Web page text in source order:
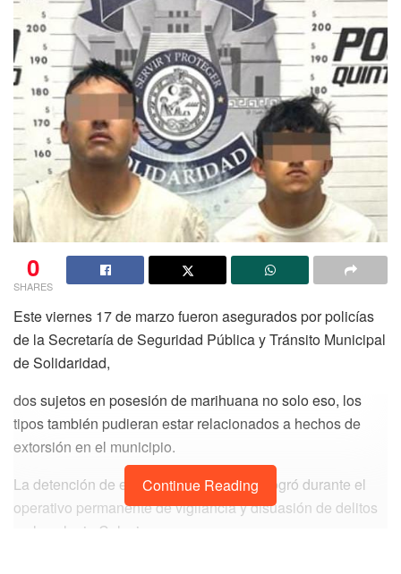
0
SHARES
Este viernes 17 de marzo fueron asegurados por policías
de la Secretaría de Seguridad Pública y Tránsito Municipal
de Solidaridad,
dos sujetos en posesión de marihuana no solo eso, los
tipos también pudieran estar relacionados a hechos de
extorsión en el municipio.
La detención de este par de ‘joyitas’, se logró durante el
operativo permanente de vigilancia y disuasión de delitos
en la colonia Colosio.
Continue Reading